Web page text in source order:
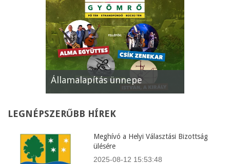
Államalapítás ünnepe
LEGNÉPSZERŰBB HÍREK
Meghívó a Helyi Választási Bizottság
ülésére
2025-08-12 15:53:48